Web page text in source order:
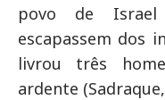
povo de
escapassem dos
livrou três
ardente